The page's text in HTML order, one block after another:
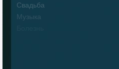
Свадьба
Музыка